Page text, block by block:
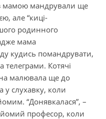
мамою мандрували ще
але “киці-
родинного
мама
кудись помандрувати,
телеграми. Котячі
малювала ще до
у слухавку, коли
“Донявкалася”, –
професор, коли